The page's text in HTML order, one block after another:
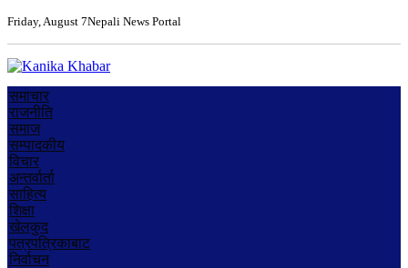
Friday, August 7Nepali News Portal
समाचार
राजनीति
समाज
सम्पादकीय
विचार
अन्तर्वार्ता
साहित्य
शिक्षा
खेलकुद
पत्रपत्रिकाबाट
निर्वाचन